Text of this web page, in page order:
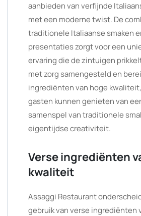
aanbieden van verfijnde
met een moderne twist. De
traditionele Italiaanse smaken
presentaties zorgt voor een
ervaring die de zintuigen
met zorg samengesteld en
ingrediënten van hoge
gasten kunnen genieten van
samenspel van traditionele
eigentijdse creativiteit.
Verse ingrediënten
kwaliteit
Assaggi Restaurant
gebruik van verse ingrediënten